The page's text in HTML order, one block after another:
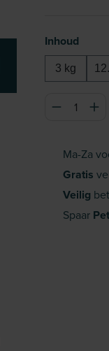
Selecteer
Inhoud
3 kg
Ma-Za
Gratis
Veilig
Spaar